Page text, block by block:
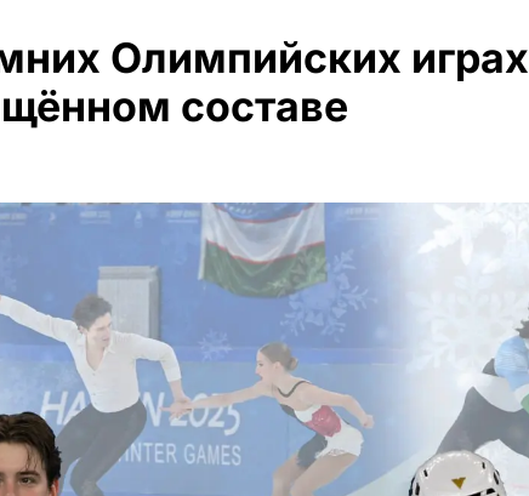
Олимпийских играх
составе